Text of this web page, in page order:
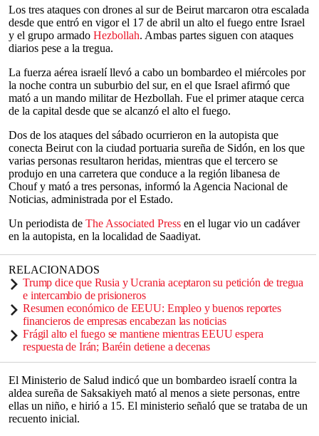
Los tres ataques con drones al sur de Beirut marcaron otra escalada
desde que entró en vigor el 17 de abril un alto el fuego entre Israel
y el grupo armado Hezbollah. Ambas partes siguen con ataques
diarios pese a la tregua.
La fuerza aérea israelí llevó a cabo un bombardeo el miércoles por
la noche contra un suburbio del sur, en el que Israel afirmó que
mató a un mando militar de Hezbollah. Fue el primer ataque cerca
de la capital desde que se alcanzó el alto el fuego.
Dos de los ataques del sábado ocurrieron en la autopista que
conecta Beirut con la ciudad portuaria sureña de Sidón, en los que
varias personas resultaron heridas, mientras que el tercero se
produjo en una carretera que conduce a la región libanesa de
Chouf y mató a tres personas, informó la Agencia Nacional de
Noticias, administrada por el Estado.
Un periodista de The Associated Press en el lugar vio un cadáver
en la autopista, en la localidad de Saadiyat.
RELACIONADOS
Trump dice que Rusia y Ucrania aceptaron su petición de tregua
e intercambio de prisioneros
Resumen económico de EEUU: Empleo y buenos reportes
financieros de empresas encabezan las noticias
Frágil alto el fuego se mantiene mientras EEUU espera
respuesta de Irán; Baréin detiene a decenas
El Ministerio de Salud indicó que un bombardeo israelí contra la
aldea sureña de Saksakiyeh mató al menos a siete personas, entre
ellas un niño, e hirió a 15. El ministerio señaló que se trataba de un
recuento inicial.